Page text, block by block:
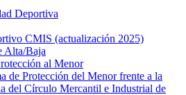
Deportiva
CMIS (actualización 2025)
Alta/Baja
al Menor
de Protección del Menor frente a la
del Círculo Mercantil e Industrial de